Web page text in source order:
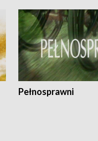
Pełnosprawni